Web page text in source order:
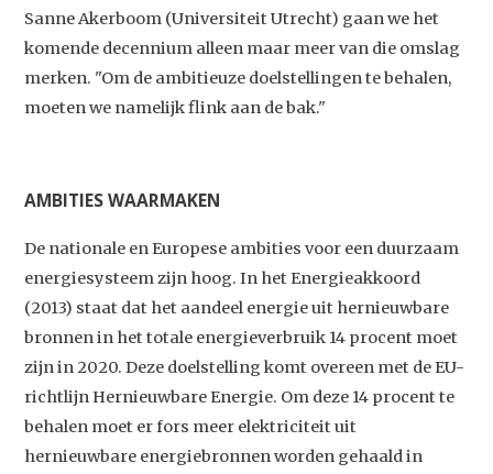
Sanne Akerboom (Universiteit Utrecht) gaan we het
komende decennium alleen maar meer van die omslag
merken. "Om de ambitieuze doelstellingen te behalen,
moeten we namelijk flink aan de bak."
AMBITIES WAARMAKEN
De nationale en Europese ambities voor een duurzaam
energiesysteem zijn hoog. In het Energieakkoord
(2013) staat dat het aandeel energie uit hernieuwbare
bronnen in het totale energieverbruik 14 procent moet
zijn in 2020. Deze doelstelling komt overeen met de EU-
richtlijn Hernieuwbare Energie. Om deze 14 procent te
behalen moet er fors meer elektriciteit uit
hernieuwbare energiebronnen worden gehaald in